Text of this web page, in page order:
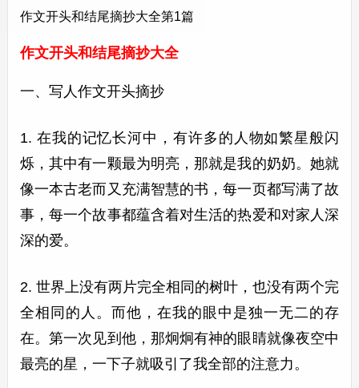
作文开头和结尾摘抄大全第1篇
作文开头和结尾摘抄大全
一、写人作文开头摘抄
1. 在我的记忆长河中，有许多的人物如繁星般闪
烁，其中有一颗最为明亮，那就是我的奶奶。她就
像一本古老而又充满智慧的书，每一页都写满了故
事，每一个故事都蕴含着对生活的热爱和对家人深
深的爱。
2. 世界上没有两片完全相同的树叶，也没有两个完
全相同的人。而他，在我的眼中是独一无二的存
在。第一次见到他，那炯炯有神的眼睛就像夜空中
最亮的星，一下子就吸引了我全部的注意力。